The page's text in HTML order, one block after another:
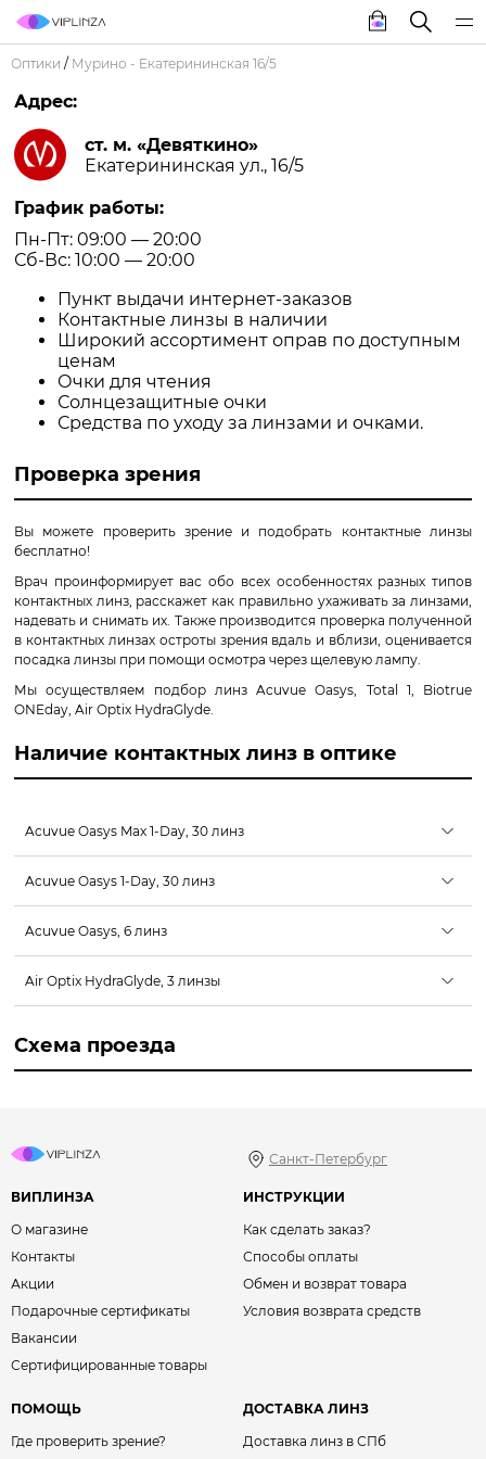
Оптики / Мурино - Екатерининская 16/5
Адрес:
ст. м. «Девяткино»
Екатерининская ул., 16/5
График работы:
Пн-Пт: 09:00 — 20:00
Сб-Вс: 10:00 — 20:00
Пункт выдачи интернет-заказов
Контактные линзы в наличии
Широкий ассортимент оправ по доступным
ценам
Очки для чтения
Солнцезащитные очки
Средства по уходу за линзами и очками.
Проверка зрения
Вы можете проверить зрение и подобрать контактные линзы
бесплатно!
Врач проинформирует вас обо всех особенностях разных типов
контактных линз, расскажет как правильно ухаживать за линзами,
надевать и снимать их. Также производится проверка полученной
в контактных линзах остроты зрения вдаль и вблизи, оценивается
посадка линзы при помощи осмотра через щелевую лампу.
Мы осуществляем подбор линз Acuvue Oasys, Total 1, Biotrue
ONEday, Air Optix HydraGlyde.
Наличие контактных линз в оптике
Acuvue Oasys Max 1-Day, 30 линз
Acuvue Oasys 1-Day, 30 линз
Acuvue Oasys, 6 линз
Air Optix HydraGlyde, 3 линзы
Схема проезда
Санкт-Петербург
ВИПЛИНЗА
О магазине
Контакты
Акции
Подарочные сертификаты
Вакансии
Сертифицированные товары
ИНСТРУКЦИИ
Как сделать заказ?
Способы оплаты
Обмен и возврат товара
Условия возврата средств
ПОМОЩЬ
Где проверить зрение?
ДОСТАВКА ЛИНЗ
Доставка линз в СПб